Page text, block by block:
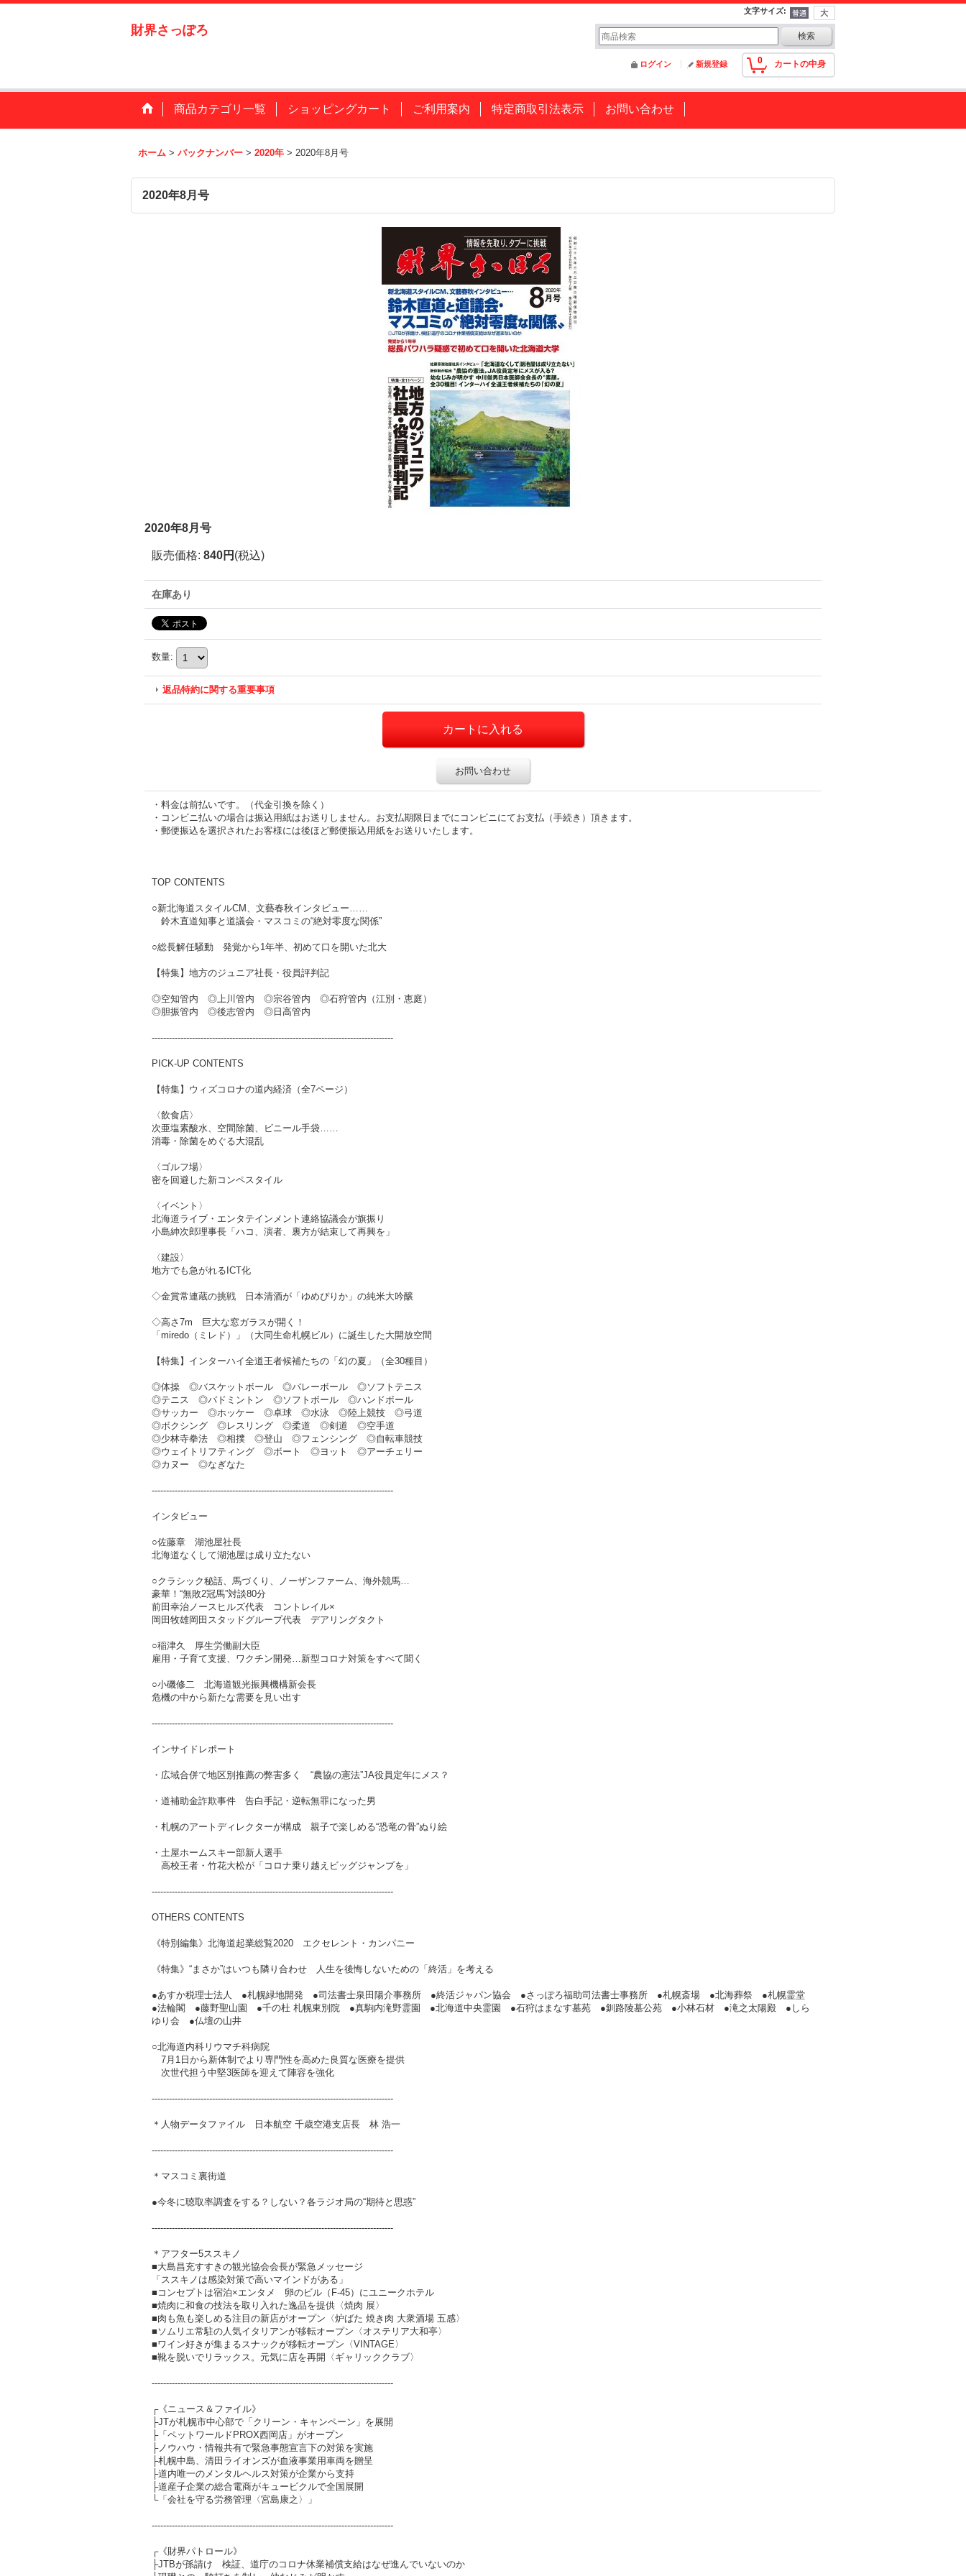
文字サイズ:
財界さっぽろ
0 カートの中身
ログイン 新規登録
商品カテゴリ一覧 ショッピングカート ご利用案内 特定商取引法表示 お問い合わせ
ホーム > バックナンバー > 2020年 > 2020年8月号
2020年8月号
2020年8月号
販売価格: 840円 (税込)
在庫あり
数量:
返品特約に関する重要事項
お問い合わせ
・料金は前払いです。（代金引換を除く）
・コンビニ払いの場合は振込用紙はお送りしません。お支払期限日までにコンビニにてお支払（手続き）頂きます。
・郵便振込を選択されたお客様には後ほど郵便振込用紙をお送りいたします。
TOP CONTENTS
○新北海道スタイルCM、文藝春秋インタビュー……
鈴木直道知事と道議会・マスコミの“絶対零度な関係”
○総長解任騒動 発覚から1年半、初めて口を開いた北大
【特集】地方のジュニア社長・役員評判記
◎空知管内 ◎上川管内 ◎宗谷管内 ◎石狩管内（江別・恵庭）
◎胆振管内 ◎後志管内 ◎日高管内
------------------------------------------------------------------------------------
PICK-UP CONTENTS
【特集】ウィズコロナの道内経済（全7ページ）
〈飲食店〉
次亜塩素酸水、空間除菌、ビニール手袋……
消毒・除菌をめぐる大混乱
〈ゴルフ場〉
密を回避した新コンペスタイル
〈イベント〉
北海道ライブ・エンタテインメント連絡協議会が旗振り
小島紳次郎理事長「ハコ、演者、裏方が結束して再興を」
〈建設〉
地方でも急がれるICT化
◇金賞常連蔵の挑戦 日本清酒が「ゆめぴりか」の純米大吟醸
◇高さ7m 巨大な窓ガラスが開く！
「miredo（ミレド）」（大同生命札幌ビル）に誕生した大開放空間
【特集】インターハイ全道王者候補たちの「幻の夏」（全30種目）
◎体操 ◎バスケットボール ◎バレーボール ◎ソフトテニス
◎テニス ◎バドミントン ◎ソフトボール ◎ハンドボール
◎サッカー ◎ホッケー ◎卓球 ◎水泳 ◎陸上競技 ◎弓道
◎ボクシング ◎レスリング ◎柔道 ◎剣道 ◎空手道
◎少林寺拳法 ◎相撲 ◎登山 ◎フェンシング ◎自転車競技
◎ウェイトリフティング ◎ボート ◎ヨット ◎アーチェリー
◎カヌー ◎なぎなた
------------------------------------------------------------------------------------
インタビュー
○佐藤章 湖池屋社長
北海道なくして湖池屋は成り立たない
○クラシック秘話、馬づくり、ノーザンファーム、海外競馬…
豪華！“無敗2冠馬”対談80分
前田幸治ノースヒルズ代表 コントレイル×
岡田牧雄岡田スタッドグループ代表 デアリングタクト
○稲津久 厚生労働副大臣
雇用・子育て支援、ワクチン開発…新型コロナ対策をすべて聞く
○小磯修二 北海道観光振興機構新会長
危機の中から新たな需要を見い出す
------------------------------------------------------------------------------------
インサイドレポート
・広域合併で地区別推薦の弊害多く “農協の憲法”JA役員定年にメス？
・道補助金詐欺事件 告白手記・逆転無罪になった男
・札幌のアートディレクターが構成 親子で楽しめる“恐竜の骨”ぬり絵
・土屋ホームスキー部新人選手
高校王者・竹花大松が「コロナ乗り越えビッグジャンプを」
------------------------------------------------------------------------------------
OTHERS CONTENTS
《特別編集》北海道起業総覧2020 エクセレント・カンパニー
《特集》“まさか”はいつも隣り合わせ 人生を後悔しないための「終活」を考える
●あすか税理士法人 ●札幌緑地開発 ●司法書士泉田陽介事務所 ●終活ジャパン協会 ●さっぽろ福助司法書士事務所 ●札幌斎場 ●北海葬祭 ●札幌霊堂
●法輪閣 ●藤野聖山園 ●千の杜 札幌東別院 ●真駒内滝野霊園 ●北海道中央霊園 ●石狩はまなす墓苑 ●釧路陵墓公苑 ●小林石材 ●滝之太陽殿 ●しら
ゆり会 ●仏壇の山井
○北海道内科リウマチ科病院
7月1日から新体制でより専門性を高めた良質な医療を提供
次世代担う中堅3医師を迎えて陣容を強化
------------------------------------------------------------------------------------
＊人物データファイル 日本航空 千歳空港支店長 林 浩一
------------------------------------------------------------------------------------
＊マスコミ裏街道
●今冬に聴取率調査をする？しない？各ラジオ局の“期待と思惑”
------------------------------------------------------------------------------------
＊アフター5ススキノ
■大島昌充すすきの観光協会会長が緊急メッセージ
「ススキノは感染対策で高いマインドがある」
■コンセプトは宿泊×エンタメ 卵のビル（F-45）にユニークホテル
■焼肉に和食の技法を取り入れた逸品を提供〈焼肉 展〉
■肉も魚も楽しめる注目の新店がオープン〈炉ばた 焼き肉 大衆酒場 五感〉
■ソムリエ常駐の人気イタリアンが移転オープン〈オステリア大和亭〉
■ワイン好きが集まるスナックが移転オープン〈VINTAGE〉
■靴を脱いでリラックス。元気に店を再開〈ギャリッククラブ〉
------------------------------------------------------------------------------------
┌《ニュース＆ファイル》
├JTが札幌市中心部で「クリーン・キャンペーン」を展開
├「ペットワールドPROX西岡店」がオープン
├ノウハウ・情報共有で緊急事態宣言下の対策を実施
├札幌中島、清田ライオンズが血液事業用車両を贈呈
├道内唯一のメンタルヘルス対策が企業から支持
├道産子企業の総合電商がキュービクルで全国展開
└「会社を守る労務管理〈宮島康之〉」
------------------------------------------------------------------------------------
┌《財界パトロール》
├JTBが孫請け 検証、道庁のコロナ休業補償支給はなぜ進んでいないのか